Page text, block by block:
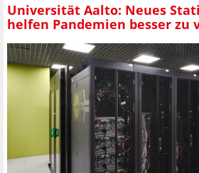
Universität Aalto: Neues
helfen Pandemien besser zu